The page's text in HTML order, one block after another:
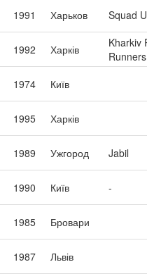
1991 Харьков Squad
1992 Харків
Kharkiv
Runners
1974 Київ
1995 Харків
1989 Ужгород Jabil
1990 Київ -
1985 Бровари
1987
Львів